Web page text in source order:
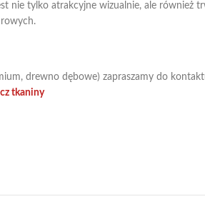
nie tylko atrakcyjne wizualnie, ale również
drewno dębowe) zapraszamy do
tkaniny